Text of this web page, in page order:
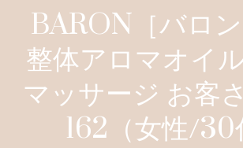
BARON［バロ
整体アロマオイ
マッサージ お客
162（女性/30